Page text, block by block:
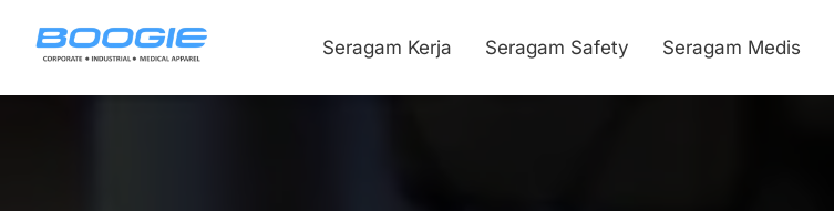
Seragam Kerja Seragam Safety Seragam Medis